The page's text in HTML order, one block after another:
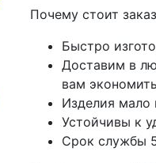
Почему стоит
Быстро
Доставим в
вам
Изделия мало
Устойчивы к
Срок службы